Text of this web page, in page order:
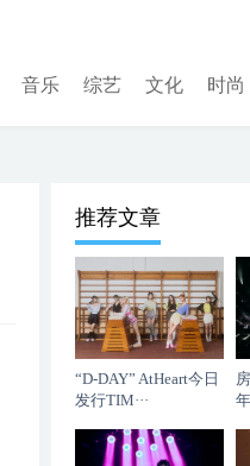
音乐 综艺 文化 时尚
推荐文章
“D-DAY” AtHeart今日
发行TIM···